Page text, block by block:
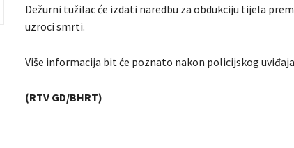
Dežurni tužilac će izdati naredbu za obdukciju tijela
uzroci smrti.
Više informacija bit će poznato nakon policijskog
(RTV GD/BHRT)